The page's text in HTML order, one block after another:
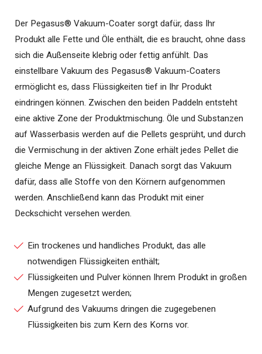
Der Pegasus® Vakuum-Coater sorgt dafür, dass Ihr
Produkt alle Fette und Öle enthält, die es braucht, ohne dass
sich die Außenseite klebrig oder fettig anfühlt. Das
einstellbare Vakuum des Pegasus® Vakuum-Coaters
ermöglicht es, dass Flüssigkeiten tief in Ihr Produkt
eindringen können. Zwischen den beiden Paddeln entsteht
eine aktive Zone der Produktmischung. Öle und Substanzen
auf Wasserbasis werden auf die Pellets gesprüht, und durch
die Vermischung in der aktiven Zone erhält jedes Pellet die
gleiche Menge an Flüssigkeit. Danach sorgt das Vakuum
dafür, dass alle Stoffe von den Körnern aufgenommen
werden. Anschließend kann das Produkt mit einer
Deckschicht versehen werden.
Ein trockenes und handliches Produkt, das alle
notwendigen Flüssigkeiten enthält;
Flüssigkeiten und Pulver können Ihrem Produkt in großen
Mengen zugesetzt werden;
Aufgrund des Vakuums dringen die zugegebenen
Flüssigkeiten bis zum Kern des Korns vor.